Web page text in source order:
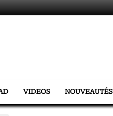
VIDEOS NOUVEAUTÉS